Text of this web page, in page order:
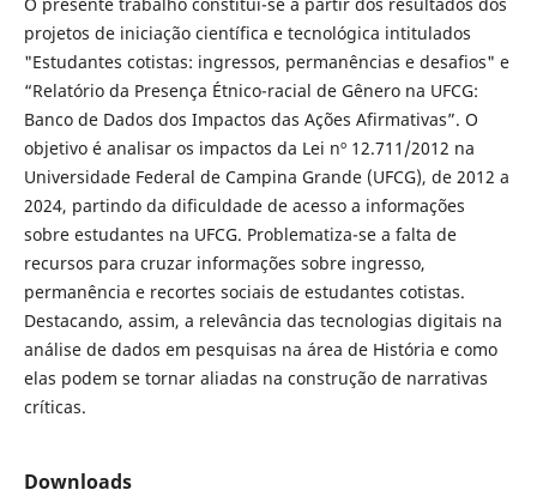
projetos de iniciação científica e tecnológica intitulados
"Estudantes cotistas: ingressos, permanências e desafios" e
“Relatório da Presença Étnico-racial de Gênero na UFCG:
Banco de Dados dos Impactos das Ações Afirmativas”. O
objetivo é analisar os impactos da Lei nº 12.711/2012 na
Universidade Federal de Campina Grande (UFCG), de 2012 a
2024, partindo da dificuldade de acesso a informações
sobre estudantes na UFCG. Problematiza-se a falta de
recursos para cruzar informações sobre ingresso,
permanência e recortes sociais de estudantes cotistas.
Destacando, assim, a relevância das tecnologias digitais na
análise de dados em pesquisas na área de História e como
elas podem se tornar aliadas na construção de narrativas
críticas.
Downloads